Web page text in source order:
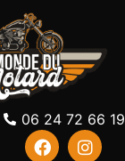
06 24 72 66 19